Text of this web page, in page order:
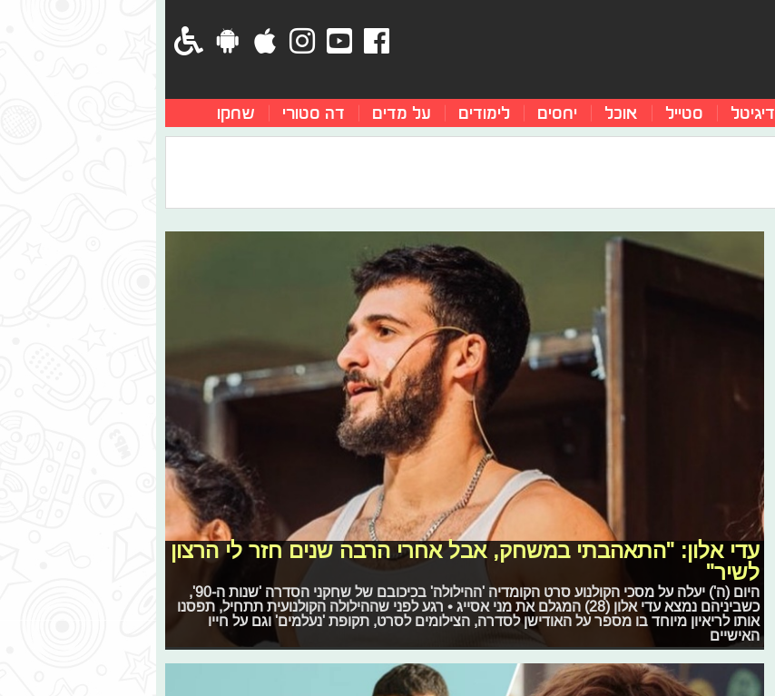
דיגיטל סטייל אוכל יחסים לימודים על מדים דה סטורי שחקו
עדי אלון: "התאהבתי במשחק, אבל אחרי הרבה שנים חזר לי הרצון
לשיר"
היום (ה') יעלה על מסכי הקולנוע סרט הקומדיה 'ההילולה' בכיכובם של שחקני הסדרה 'שנות ה-90',
כשביניהם נמצא עדי אלון (28) המגלם את מני אסייג • רגע לפני שההילולה הקולנועית תתחיל, תפסנו
אותו לריאיון מיוחד בו מספר על האודישן לסדרה, הצילומים לסרט, תקופת 'נעלמים' וגם על חייו
האישיים